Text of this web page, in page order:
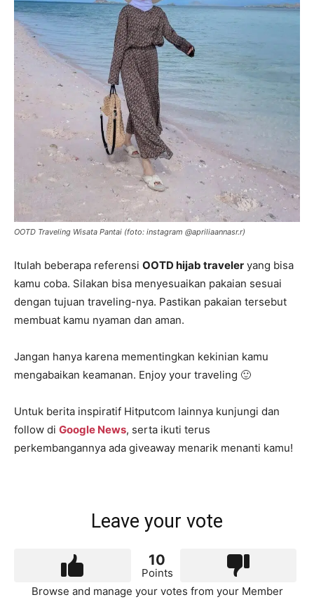
OOTD Traveling Wisata Pantai (foto: instagram @apriliaannasr.r)
Itulah beberapa referensi OOTD hijab traveler yang bisa
kamu coba. Silakan bisa menyesuaikan pakaian sesuai
dengan tujuan traveling-nya. Pastikan pakaian tersebut
membuat kamu nyaman dan aman.
Jangan hanya karena mementingkan kekinian kamu
mengabaikan keamanan. Enjoy your traveling 🙂
Untuk berita inspiratif Hitputcom lainnya kunjungi dan
follow di Google News, serta ikuti terus
perkembangannya ada giveaway menarik menanti kamu!
Leave your vote
10
Points
Browse and manage your votes from your Member